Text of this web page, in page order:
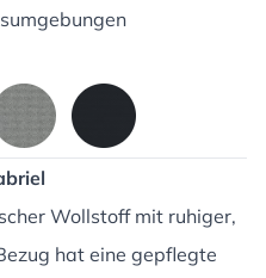
Wollstoff mit ruhiger,
hat eine gepflegte